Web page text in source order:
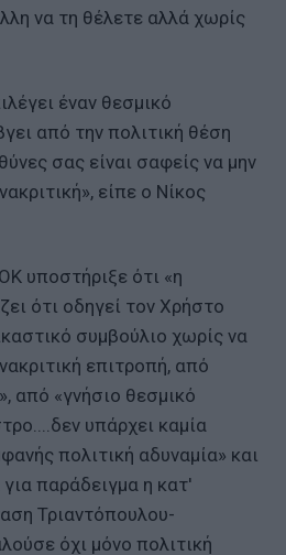
να τη θέλετε αλλά χωρίς
έναν θεσμικό
από την πολιτική θέση
σας είναι σαφείς να μην
είπε ο Νίκος
υποστήριξε ότι «η
ότι οδηγεί τον Χρήστο
συμβούλιο χωρίς να
επιτροπή, από
από «γνήσιο θεσμικό
υπάρχει καμία
πολιτική αδυναμία» και
παράδειγμα η κατ'
Τριαντόπουλου-
όχι μόνο πολιτική